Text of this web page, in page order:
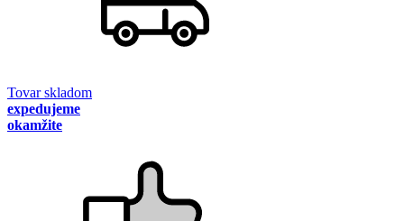
Tovar skladom
expedujeme
okamžite